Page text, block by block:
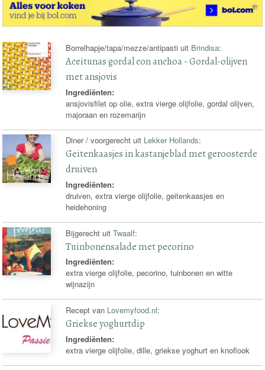
Borrelhapje/tapa/mezze/antipasti uit Brindisa:
Aceitunas gordal con anchoa - Gordal-olijven
met ansjovis
Ingrediënten:
ansjovisfilet op olie, extra vierge olijfolie, gordal olijven,
majoraan en rozemarijn
Diner / voorgerecht uit Lekker Hollands:
Geitenkaasjes in kastanjeblad met geroosterde
druiven
Ingrediënten:
druiven, extra vierge olijfolie, geitenkaasjes en
heidehoning
Bijgerecht uitTwaalf:
Tuinbonensalade met pecorino
Ingrediënten:
extra vierge olijfolie, pecorino, tuinbonen en witte
wijnazijn
Recept van Lovemyfood.nl:
Griekse yoghurtdip
Ingrediënten:
extra vierge olijfolie, dille, griekse yoghurt en knoflook